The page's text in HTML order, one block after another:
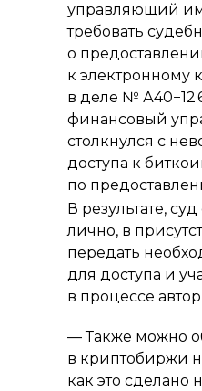
управляющий
требовать
о
к электронному
в деле № А40−12
финансовый
столкнулся с
доступа к
по
В результате,
лично, в
передать
для доступа и
в процессе
— Также можно
в криптобиржи
как это сделано